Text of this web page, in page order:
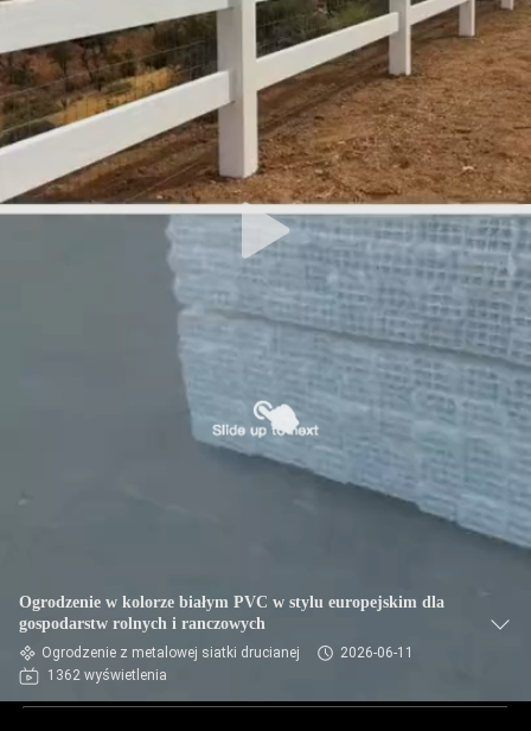
Ogrodzenie w kolorze białym PVC w stylu europejskim dla
gospodarstw rolnych i ranczowych
Ogrodzenie z metalowej siatki drucianej
2026-06-11
1362 wyświetlenia